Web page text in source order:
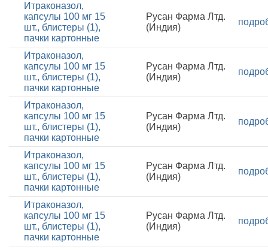
Итраконазол,
капсулы 100 мг 15
шт., блистеры (1),
пачки картонные
Русан Фарма Лтд.
(Индия)
Итраконазол,
капсулы 100 мг 15
шт., блистеры (1),
пачки картонные
Русан Фарма Лтд.
(Индия)
Итраконазол,
капсулы 100 мг 15
шт., блистеры (1),
пачки картонные
Русан Фарма Лтд.
(Индия)
Итраконазол,
капсулы 100 мг 15
шт., блистеры (1),
пачки картонные
Русан Фарма Лтд.
(Индия)
Итраконазол,
капсулы 100 мг 15
шт., блистеры (1),
пачки картонные
Русан Фарма Лтд.
(Индия)